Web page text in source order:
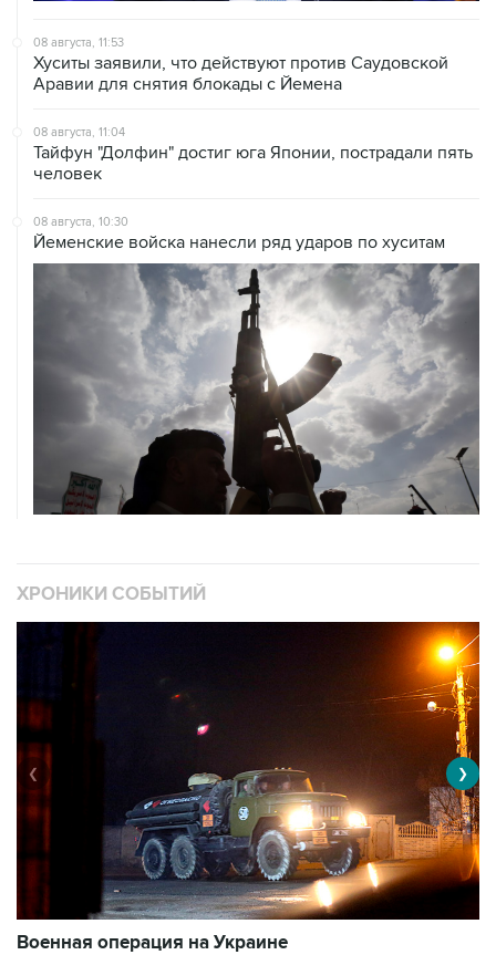
08 августа, 11:53
Хуситы заявили, что действуют против Саудовской
Аравии для снятия блокады с Йемена
08 августа, 11:04
Тайфун "Долфин" достиг юга Японии, пострадали пять
человек
08 августа, 10:30
Йеменские войска нанесли ряд ударов по хуситам
ХРОНИКИ СОБЫТИЙ
Военная операция на Украине
❮ ❯